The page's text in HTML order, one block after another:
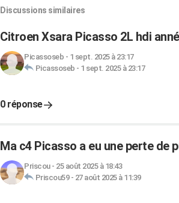
Discussions similaires
Citroen Xsara Picasso 2L hdi
Picassoseb - 1 sept. 2025 à 23:17
Picassoseb - 1 sept. 2025 à 23:17
0 réponse
Ma c4 Picasso a eu une perte de
Priscou- 25 août 2025 à 18:43
Priscou59- 27 août 2025 à 11:39